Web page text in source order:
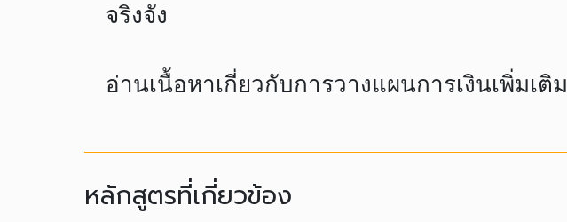
จริงจัง
อ่านเนื้อหาเกี่ยวกับการวางแผนการเงินเพิ่มเติม
หลักสูตรที่เกี่ยวข้อง